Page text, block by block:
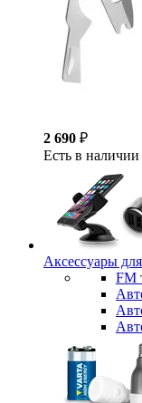
2 690 ₽
Есть в наличии
Аксессуары
FM